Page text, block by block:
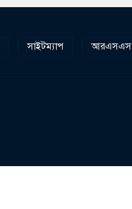
সাইটম্যাপ আরএসএস